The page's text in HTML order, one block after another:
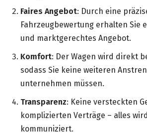
Faires Angebot: Durch eine
Fahrzeugbewertung erhalten Sie
und marktgerechtes Angebot.
Komfort: Der Wagen wird direkt
sodass Sie keine weiteren
unternehmen müssen.
Transparenz: Keine versteckten
komplizierten Verträge – alles
kommuniziert.